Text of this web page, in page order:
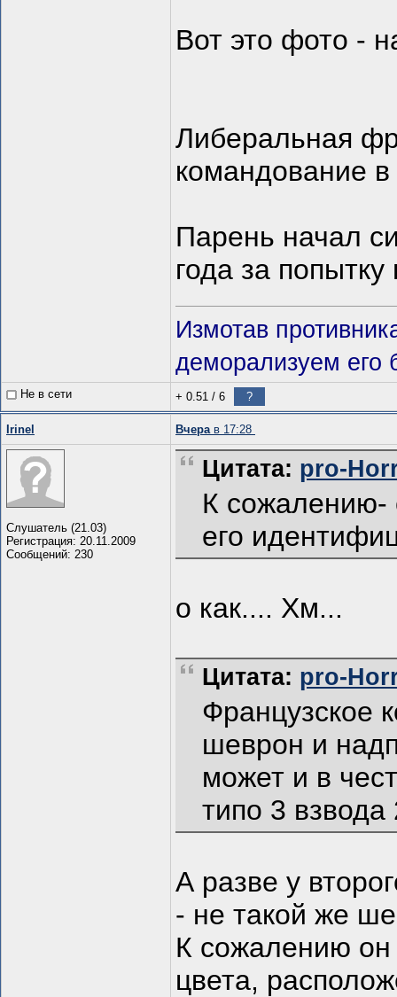
Вот это фото -
Либеральная
командование в
Парень начал
года за
Измотав
деморализуем его
Не в сети + 0.51 / 6 ?
Irinel Вчерав 17:28
Слушатель (21.03)
Регистрация: 20.11.2009
Сообщений: 230
Цитата: pro-
К сожалению-
его
о как.... Хм...
Цитата: pro-
Французское
шеврон и
может и в
типо 3 взвода
А разве у
- не такой же
К сожалению он
цвета,